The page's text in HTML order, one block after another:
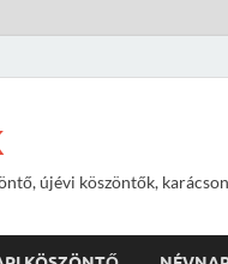
újévi köszöntők,